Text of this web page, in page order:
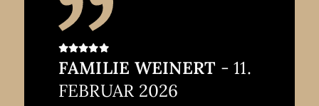
Netphen Brauersdorf
Den 10.02.2025
Immobilie und mögliche
Kaufinteressenten von Herrn
Fragen wurden umgehend
beantwortet, und wir hatten
jederzeit das Gefühl, gut betreut zu
FAMILIE WEINERT - 11.
FEBRUAR 2026